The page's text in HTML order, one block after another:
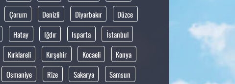
Çorum Denizli Diyarbakır
Düzce
Hatay Iğdır Isparta
İstanbul
Kırklareli Kırşehir Kocaeli
Konya
Osmaniye Rize Sakarya
Samsun